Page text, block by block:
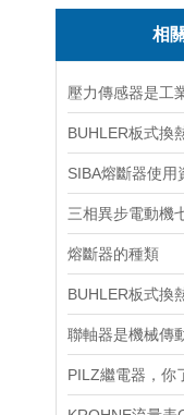
相
SIBA熔斷器使用
熔斷器的種類
聯軸器是機械傳
PILZ繼電器，你